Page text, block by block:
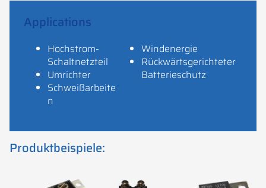
Applications
Hochstrom-
Schaltnetzteil
Umrichter
Schweißarbeite
n
Windenergie
Rückwärtsgerichteter
Batterieschutz
Produktbeispiele: